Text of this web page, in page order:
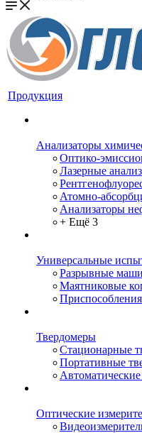
Продукция
Анализаторы
Оптико-
Лазерные
Атомно-
Анализаторы
+ Ещё 3
Универсальные
Разрывные
Маятниковые
Твердомеры
Стационарные
Портативные
Оптические